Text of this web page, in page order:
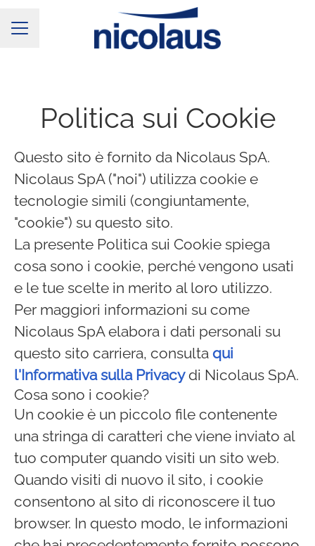
Menu Carriera
Politica sui Cookie
Questo sito è fornito da Nicolaus SpA.
Nicolaus SpA ("noi") utilizza cookie e
tecnologie simili (congiuntamente,
"cookie") su questo sito.
La presente Politica sui Cookie spiega
cosa sono i cookie, perché vengono usati
e le tue scelte in merito al loro utilizzo.
Per maggiori informazioni su come
Nicolaus SpA elabora i dati personali su
questo sito carriera, consulta qui
l'Informativa sulla Privacydi Nicolaus SpA.
Cosa sono i cookie?
Un cookie è un piccolo file contenente
una stringa di caratteri che viene inviato al
tuo computer quando visiti un sito web.
Quando visiti di nuovo il sito, i cookie
consentono al sito di riconoscere il tuo
browser. In questo modo, le informazioni